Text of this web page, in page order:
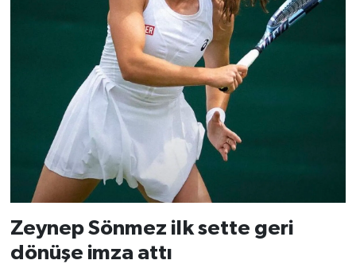
Zeynep Sönmez ilk sette geri
dönüşe imza attı